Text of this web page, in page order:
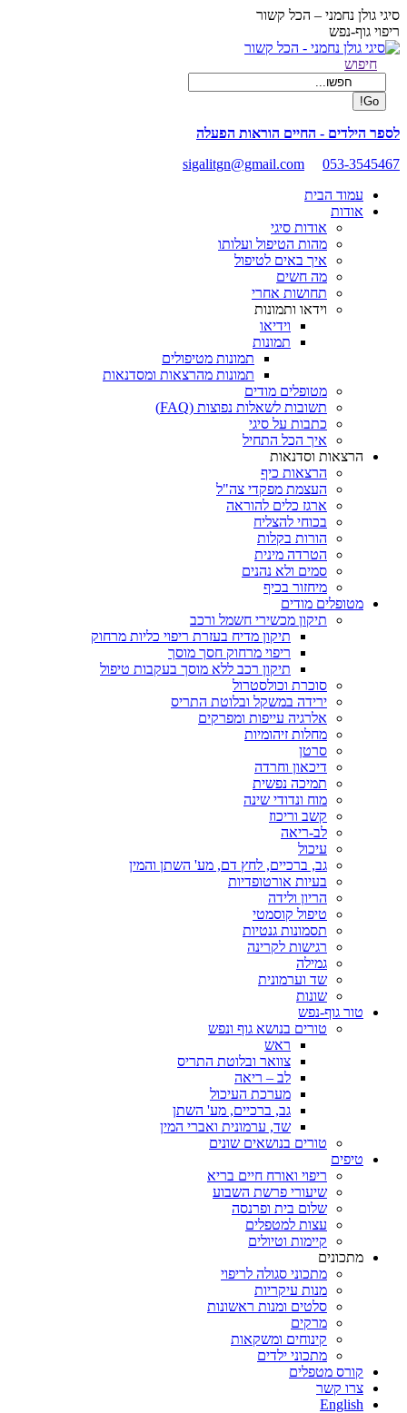
Skip
to
content
סיגי גולן נחמני – הכל קשור
ריפוי גוף-נפש
Facebook
opens
new
window
Search:
חיפוש
לספר הילדים - החיים הוראות הפעלה
sigalitgn@gmail.com
053-3545467
עמוד הבית
אודות
אודות סיגי
מהות הטיפול ועלותו
איך באים לטיפול
מה חשים
תחושות אחרי
וידאו ותמונות
וידיאו
תמונות
תמונות מטיפולים
תמונות מהרצאות ומסדנאות
מטופלים מודים
תשובות לשאלות נפוצות (FAQ)
כתבות על סיגי
איך הכל התחיל
הרצאות וסדנאות
הרצאות כיף
העצמת מפקדי צה"ל
ארגז כלים להוראה
בכוחי להצליח
הורות בקלות
הטרדה מינית
סמים ולא נהנים
מיחזור בכיף
מטופלים מודים
תיקון מכשירי חשמל ורכב
תיקון מדיח בעזרת ריפוי כליות מרחוק
ריפוי מרחוק חסך מוסך
תיקון רכב ללא מוסך בעקבות טיפול
סוכרת וכולסטרול
ירידה במשקל ובלוטת התריס
אלרגיה עייפות ומפרקים
מחלות זיהומיות
סרטן
דיכאון וחרדה
תמיכה נפשית
מוח ונדודי שינה
קשב וריכוז
לב-ריאה
עיכול
גב, ברכיים, לחץ דם, מע' השתן והמין
בעיות אורטופדיות
הריון ולידה
טיפול קוסמטי
תסמונות גנטיות
רגישות לקרינה
גמילה
שד וערמונית
שונות
טור גוף-נפש
טורים בנושא גוף ונפש
ראש
צוואר ובלוטת התריס
לב – ריאה
מערכת העיכול
גב, ברכיים, מע' השתן
שד, ערמונית ואברי המין
טורים בנושאים שונים
טיפים
ריפוי ואורח חיים בריא
שיעורי פרשת השבוע
שלום בית ופרנסה
עצות למטפלים
קיימות וטיולים
מתכונים
מתכוני סגולה לריפוי
מנות עיקריות
סלטים ומנות ראשונות
מרקים
קינוחים ומשקאות
מתכוני ילדים
קורס מטפלים
צרו קשר
English